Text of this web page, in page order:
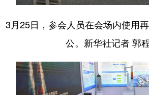
3月25日，参会人员在会场内使用
公。新华社记者 郭